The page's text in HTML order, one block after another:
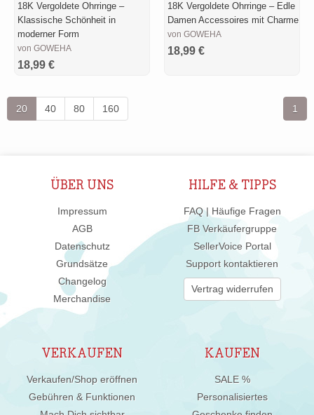
18K Vergoldete Ohrringe –
Klassische Schönheit in
moderner Form
von GOWEHA
18,99 €
18K Vergoldete Ohrringe – Edle
Damen Accessoires mit Charme
von GOWEHA
18,99 €
20 40 80 160 1
ÜBER UNS
Impressum
AGB
Datenschutz
Grundsätze
Changelog
Merchandise
HILFE & TIPPS
FAQ | Häufige Fragen
FB Verkäufergruppe
SellerVoice Portal
Support kontaktieren
Vertrag widerrufen
VERKAUFEN
Verkaufen/Shop eröffnen
Gebühren & Funktionen
KAUFEN
SALE %
Personalisiertes